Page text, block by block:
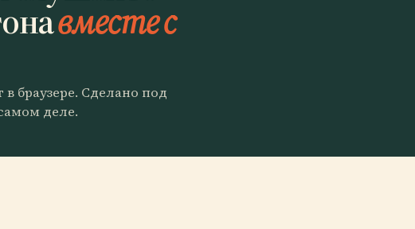
вместе с
браузере. Сделано под
деле.